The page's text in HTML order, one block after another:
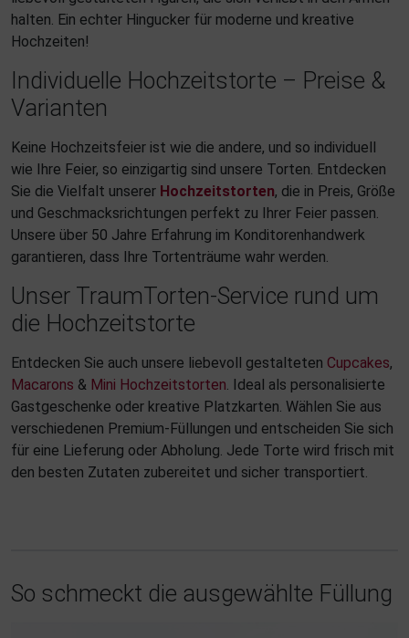
halten. Ein echter Hingucker für moderne und kreative
Hochzeiten!
Individuelle Hochzeitstorte – Preise &
Varianten
Keine Hochzeitsfeier ist wie die andere, und so individuell
wie Ihre Feier, so einzigartig sind unsere Torten. Entdecken
Sie die Vielfalt unserer Hochzeitstorten, die in Preis, Größe
und Geschmacksrichtungen perfekt zu Ihrer Feier passen.
Unsere über 50 Jahre Erfahrung im Konditorenhandwerk
garantieren, dass Ihre Tortenträume wahr werden.
Unser TraumTorten-Service rund um
die Hochzeitstorte
Entdecken Sie auch unsere liebevoll gestalteten Cupcakes,
Macarons & Mini Hochzeitstorten . Ideal als personalisierte
Gastgeschenke oder kreative Platzkarten. Wählen Sie aus
verschiedenen Premium-Füllungen und entscheiden Sie sich
für eine Lieferung oder Abholung. Jede Torte wird frisch mit
den besten Zutaten zubereitet und sicher transportiert.
So schmeckt die ausgewählte Füllung